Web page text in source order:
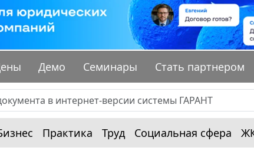
Демо Семинары Стать партнером
Практика Труд Социальная сфера